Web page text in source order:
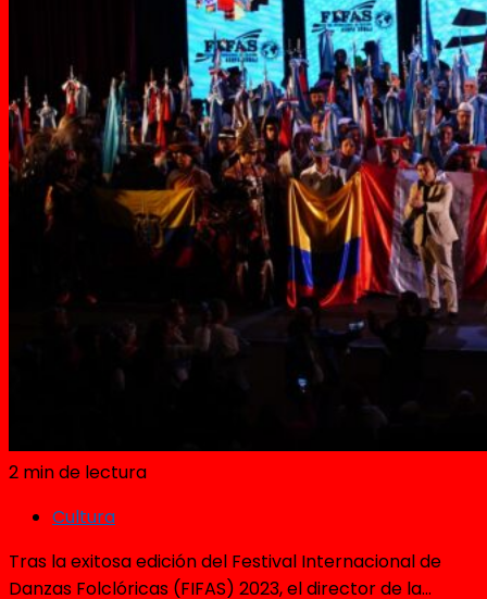
2 min de lectura
Cultura
Tras la exitosa edición del Festival Internacional de
Danzas Folclóricas (FIFAS) 2023, el director de la...